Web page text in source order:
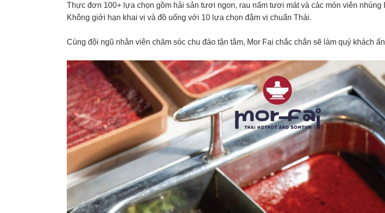
Thực đơn 100+ lựa chọn gồm hải sản tươi ngon, rau nấm tươi mát và các món viên nhúng
Không giới hạn khai vị và đồ uống với 10 lựa chọn đậm vị chuẩn Thái.
Cùng đội ngũ nhân viên chăm sóc chu đáo tận tâm, Mor Fai chắc chắn sẽ làm quý khách